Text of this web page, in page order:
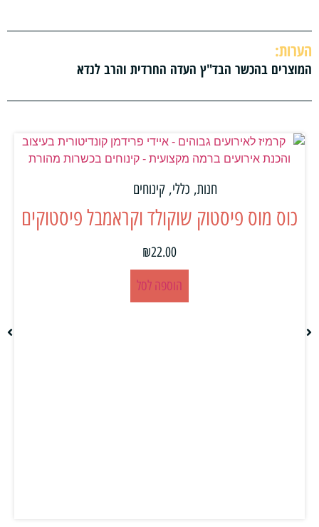
הערות:
המוצרים בהכשר הבד"ץ העדה החרדית והרב לנדא
חנות, כללי,קינוחים
כוס מוס פיסטוק שוקולד וקראמבל פיסטוקים
₪22.00
הוספה לסל